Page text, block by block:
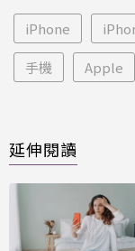
iPhone
手機 Apple
延伸閱讀